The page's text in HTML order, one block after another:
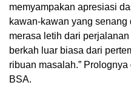
memyampakan apresiasi
kawan-kawan yang
merasa letih dari
berkah luar biasa dari
ribuan masalah.”
BSA.